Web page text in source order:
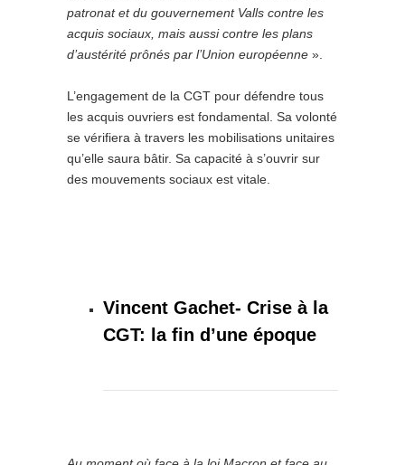
patronat et du gouvernement Valls contre les
acquis sociaux, mais aussi contre les plans
d’austérité prônés par l’Union européenne ».
L’engagement de la CGT pour défendre tous
les acquis ouvriers est fondamental. Sa volonté
se vérifiera à travers les mobilisations unitaires
qu’elle saura bâtir. Sa capacité à s’ouvrir sur
des mouvements sociaux est vitale.
Vincent Gachet- Crise à la
CGT: la fin d’une époque